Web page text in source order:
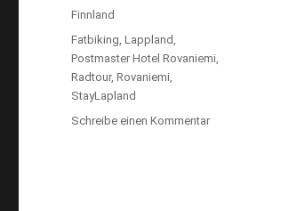
am
Kategorien
Finnland
Schlagwörter
Fatbiking ,Lappland
Postmaster Hotel Rovaniemi
Radtour,Rovaniemi
StayLapland
Schreibe einen Kommentar